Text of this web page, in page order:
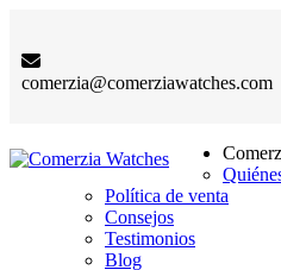
comerzia@comerziawatches.com
Política de venta
Consejos
Testimonios
Blog